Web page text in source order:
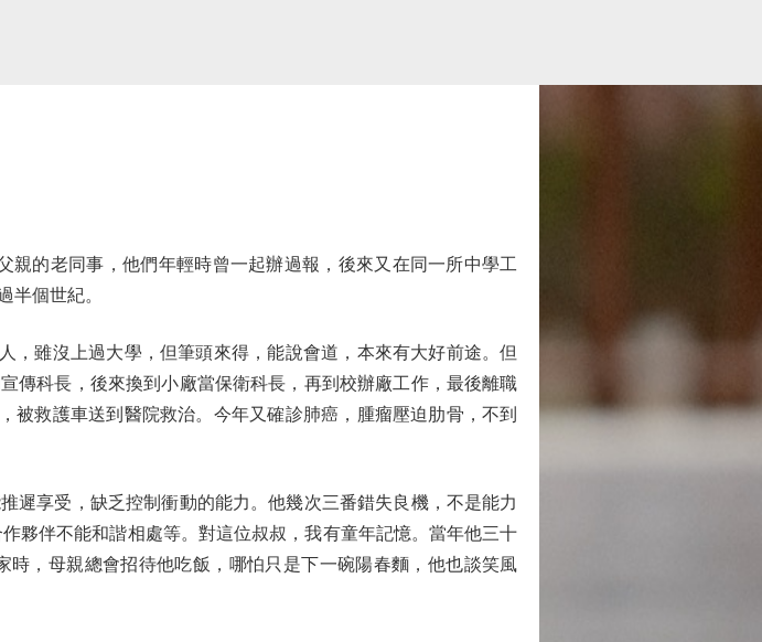
老同事，他們年輕時曾一起辦過報，後來又在同一所中學工
半個世紀。
沒上過大學，但筆頭來得，能說會道，本來有大好前途。但
傳科長，後來換到小廠當保衛科長，再到校辦廠工作，最後離職
救護車送到醫院救治。今年又確診肺癌，腫瘤壓迫肋骨，不到
享受，缺乏控制衝動的能力。他幾次三番錯失良機，不是能力
夥伴不能和諧相處等。對這位叔叔，我有童年記憶。當年他三十
，母親總會招待他吃飯，哪怕只是下一碗陽春麵，他也談笑風